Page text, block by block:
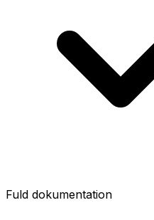
Fuld dokumentation